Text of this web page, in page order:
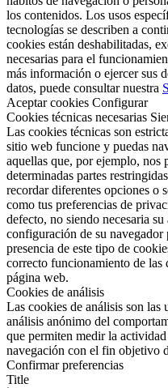
los contenidos. Los usos
tecnologías se describen a
cookies están deshabilitadas,
necesarias para el
más información o ejercer sus
datos, puede consultar nuestra
Aceptar cookies Configurar
Cookies técnicas necesarias
Las cookies técnicas son
sitio web funcione y puedas
aquellas que, por ejemplo, nos
determinadas partes
recordar diferentes opciones o
como tus preferencias de
defecto, no siendo necesaria
configuración de su navegador
presencia de este tipo de
correcto funcionamiento de las
página web.
Cookies de análisis
Las cookies de análisis son las
análisis anónimo del
que permiten medir la
navegación con el fin objetivo
Confirmar preferencias
Title